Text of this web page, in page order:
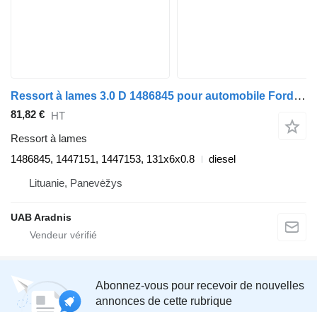
Ressort à lames 3.0 D 1486845 pour automobile Ford RANGER (ET)
81,82 € HT
Ressort à lames
1486845, 1447151, 1447153, 131x6x0.8
diesel
Lituanie, Panevėžys
UAB Aradnis
Abonnez-vous pour recevoir de nouvelles
annonces de cette rubrique